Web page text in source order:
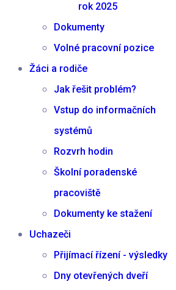
rok 2025
Dokumenty
Volné pracovní pozice
Žáci a rodiče
Jak řešit problém?
Vstup do informačních
systémů
Rozvrh hodin
Školní poradenské
pracoviště
Dokumenty ke stažení
Uchazeči
Přijímací řízení - výsledky
Dny otevřených dveří